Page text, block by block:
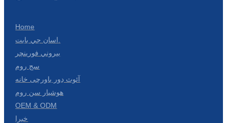
Home
بيروني فورينچر
سج روم
آئوٽ ڊور باورچی خانه
هوشيار سن روم
OEM & ODM
خبرا